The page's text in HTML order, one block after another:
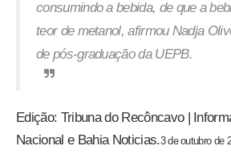
consumindo a bebida, de que a
teor de metanol, afirmou Nadja
de pós-graduação da UEPB.
Edição: Tribuna do Recôncavo |
Nacional e Bahia Noticias.3 de outubro de